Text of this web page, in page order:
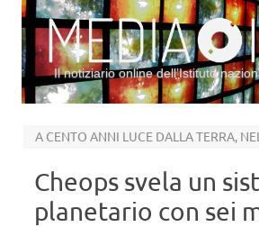
Il notiziario online dell’Istituto
Cheops svela un
planetario con sei